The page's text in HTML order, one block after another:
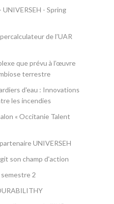
- Spring
de l’UAR
que prévu à l’œuvre
terrestre
d'eau : Innovations
les incendies
« Occitanie Talent
UNIVERSEH
son champ d'action
2